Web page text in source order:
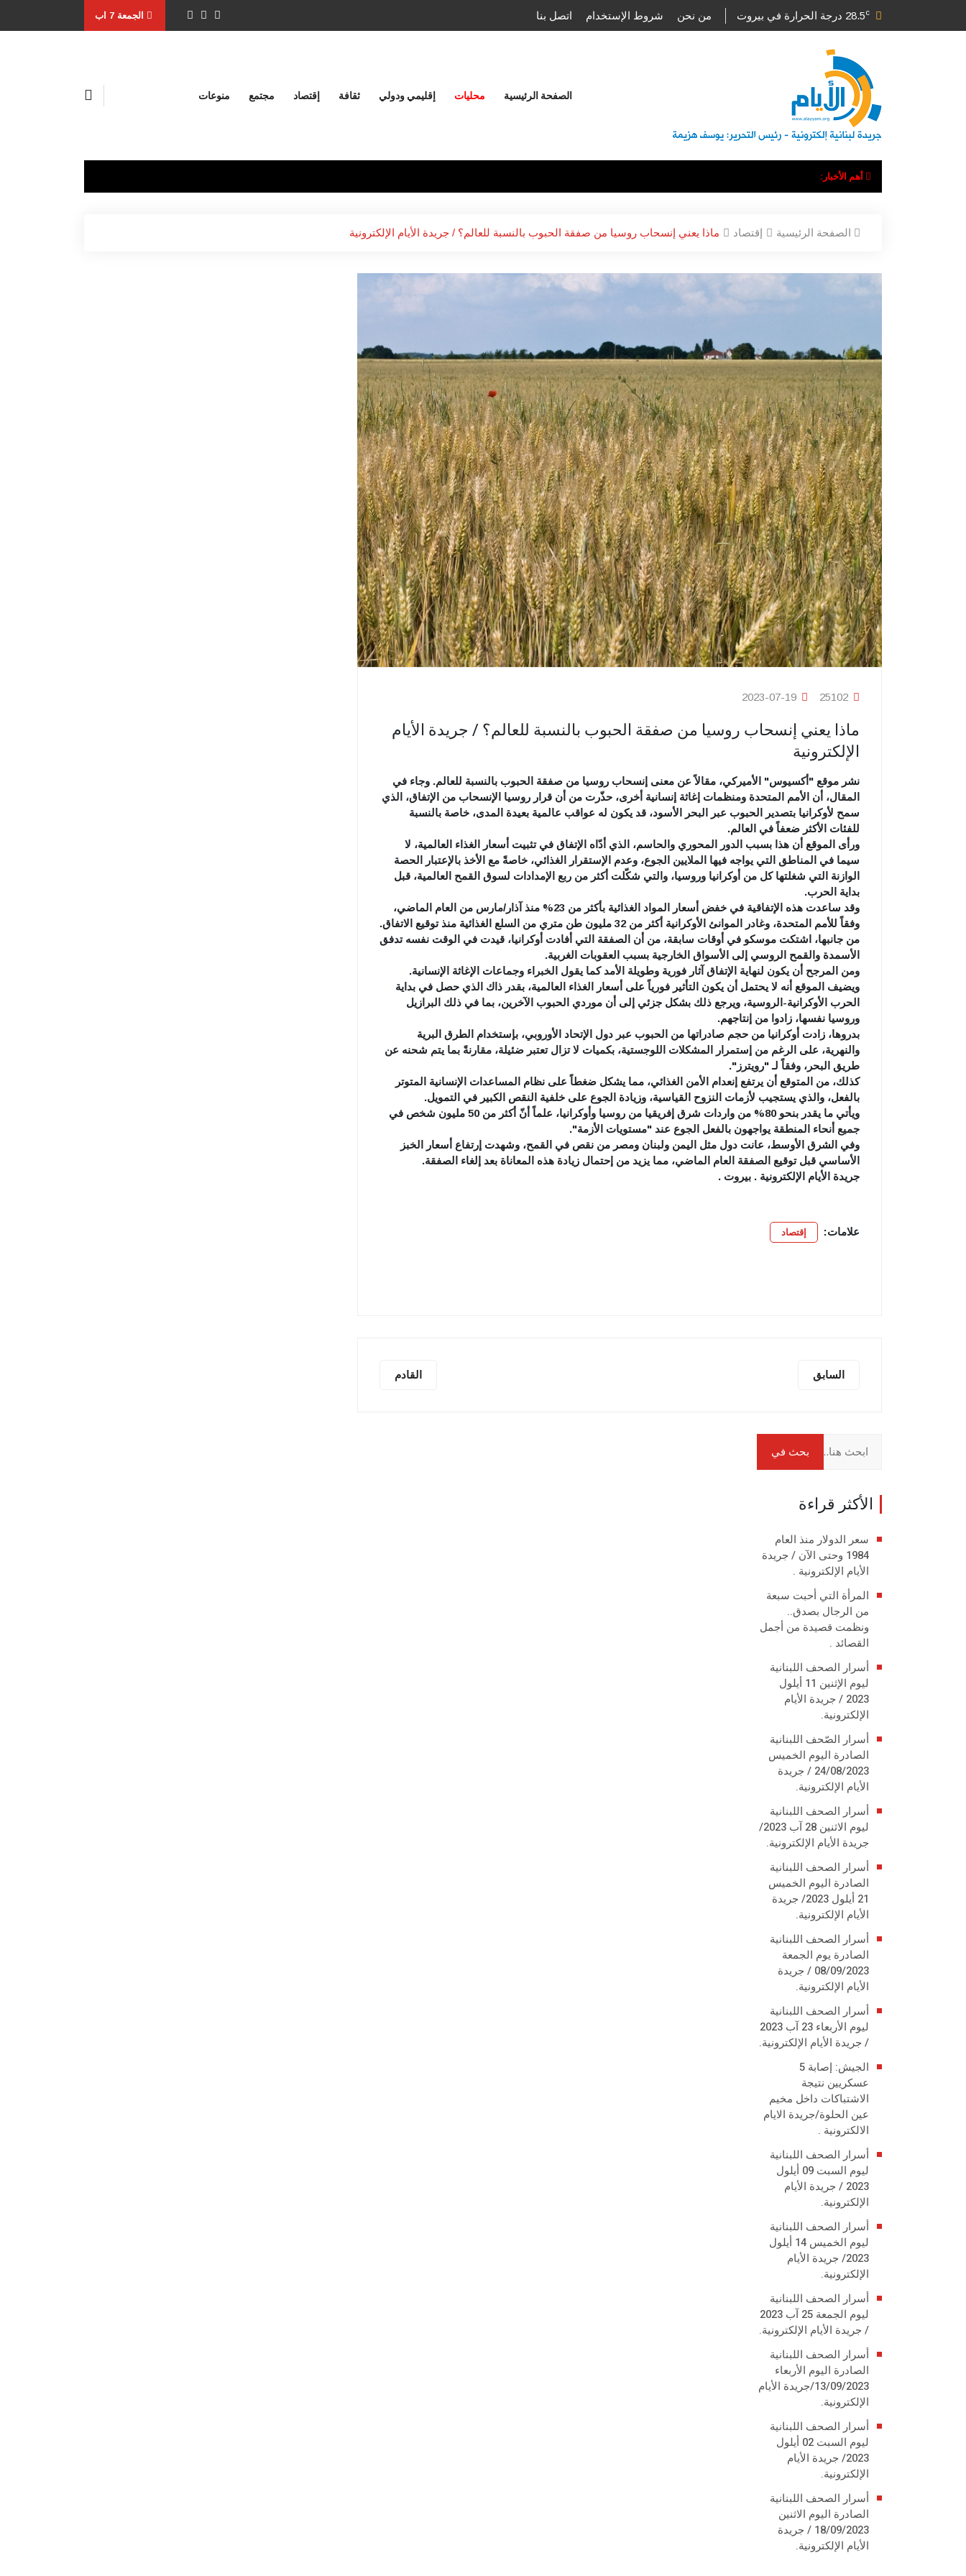
28.5c درجة الحرارة في بيروت من نحن شروط الإستخدام اتصل بنا الجمعة 7 اب
الصفحة الرئيسية محليات إقليمي ودولي ثقافة إقتصاد مجتمع منوعات
أهم الأخبار:
الصفحة الرئيسية إقتصاد ماذا يعني إنسحاب روسيا من صفقة الحبوب بالنسبة للعالم؟ / جريدة الأيام الإلكترونية
ماذا يعني إنسحاب روسيا من صفقة الحبوب بالنسبة للعالم؟ / جريدة الأيام
الإلكترونية
نشر موقع "أكسيوس" الأميركي، مقالاً عن معنى إنسحاب روسيا من صفقة الحبوب بالنسبة للعالم. وجاء في
المقال، أن الأمم المتحدة ومنظمات إغاثة إنسانية أخرى، حذّرت من أن قرار روسيا الإنسحاب من الإتفاق، الذي
سمح لأوكرانيا بتصدير الحبوب عبر البحر الأسود، قد يكون له عواقب عالمية بعيدة المدى، خاصة بالنسبة
للفئات الأكثر ضعفاً في العالم.
ورأى الموقع أن هذا بسبب الدور المحوري والحاسم، الذي أدّاه الإتفاق في تثبيت أسعار الغذاء العالمية، لا
سيما في المناطق التي يواجه فيها الملايين الجوع، وعدم الإستقرار الغذائي، خاصةً مع الأخذ بالإعتبار الحصة
الوازنة التي شغلتها كل من أوكرانيا وروسيا، والتي شكّلت أكثر من ربع الإمدادات لسوق القمح العالمية، قبل
بداية الحرب.
وقد ساعدت هذه الإتفاقية في خفض أسعار المواد الغذائية بأكثر من 23% منذ آذار/مارس من العام الماضي،
وفقاً للأمم المتحدة، وغادر الموانئ الأوكرانية أكثر من 32 مليون طن متري من السلع الغذائية منذ توقيع الاتفاق.
من جانبها، اشتكت موسكو في أوقات سابقة، من أن الصفقة التي أفادت أوكرانيا، قيدت في الوقت نفسه تدفق
الأسمدة والقمح الروسي إلى الأسواق الخارجية بسبب العقوبات الغربية.
ومن المرجح أن يكون لنهاية الإتفاق آثار فورية وطويلة الأمد كما يقول الخبراء وجماعات الإغاثة الإنسانية.
ويضيف الموقع أنه لا يحتمل أن يكون التأثير فورياً على أسعار الغذاء العالمية، بقدر ذاك الذي حصل في بداية
الحرب الأوكرانية-الروسية، ويرجع ذلك بشكل جزئي إلى أن موردي الحبوب الآخرين، بما في ذلك البرازيل
وروسيا نفسها، زادوا من إنتاجهم.
بدروها، زادت أوكرانيا من حجم صادراتها من الحبوب عبر دول الإتحاد الأوروبي، بإستخدام الطرق البرية
والنهرية، على الرغم من إستمرار المشكلات اللوجستية، بكميات لا تزال تعتبر ضئيلة، مقارنةً بما يتم شحنه عن
طريق البحر، وفقاً لـ "رويترز".
كذلك، من المتوقع أن يرتفع إنعدام الأمن الغذائي، مما يشكل ضغطاً على نظام المساعدات الإنسانية المتوتر
بالفعل، والذي يستجيب لأزمات النزوح القياسية، وزيادة الجوع على خلفية النقص الكبير في التمويل.
ويأتي ما يقدر بنحو 80% من واردات شرق إفريقيا من روسيا وأوكرانيا، علماً أنّ أكثر من 50 مليون شخص في
جميع أنحاء المنطقة يواجهون بالفعل الجوع عند "مستويات الأزمة".
وفي الشرق الأوسط، عانت دول مثل اليمن ولبنان ومصر من نقص في القمح، وشهدت إرتفاع أسعار الخبز
الأساسي قبل توقيع الصفقة العام الماضي، مما يزيد من إحتمال زيادة هذه المعاناة بعد إلغاء الصفقة.
جريدة الأيام الإلكترونية . بيروت .
علامات: إقتصاد
القادم السابق
الأكثر قراءة
سعر الدولار منذ العام
1984 وحتى الآن / جريدة
الأيام الإلكترونية .
المرأة التي أحبت سبعة
من الرجال بصدق..
ونظمت قصيدة من أجمل
القصائد .
أسرار الصحف اللبنانية
ليوم الإثنين 11 أيلول
2023 / جريدة الأيام
الإلكترونية.
أسرار الصّحف اللبنانية
الصادرة اليوم الخميس
24/08/2023 / جريدة
الأيام الإلكترونية.
أسرار الصحف اللبنانية
ليوم الاثنين 28 آب 2023/
جريدة الأيام الإلكترونية.
أسرار الصحف اللبنانية
الصادرة اليوم الخميس
21 أيلول 2023/ جريدة
الأيام الإلكترونية.
أسرار الصحف اللبنانية
الصادرة يوم الجمعة
08/09/2023 / جريدة
الأيام الإلكترونية.
أسرار الصحف اللبنانية
ليوم الأربعاء 23 آب 2023
/ جريدة الأيام الإلكترونية.
الجيش: إصابة 5
عسكريين نتيجة
الاشتباكات داخل مخيم
عين الحلوة/جريدة الايام
الالكترونية .
أسرار الصحف اللبنانية
ليوم السبت 09 أيلول
2023 / جريدة الأيام
الإلكترونية.
أسرار الصحف اللبنانية
ليوم الخميس 14 أيلول
2023/ جريدة الأيام
الإلكترونية.
أسرار الصحف اللبنانية
ليوم الجمعة 25 آب 2023
/ جريدة الأيام الإلكترونية.
أسرار الصحف اللبنانية
الصادرة اليوم الأربعاء
13/09/2023/جريدة الأيام
الإلكترونية.
أسرار الصحف اللبنانية
ليوم السبت 02 أيلول
2023/ جريدة الأيام
الإلكترونية.
أسرار الصحف اللبنانية
الصادرة اليوم الاثنين
18/09/2023 / جريدة
الأيام الإلكترونية.